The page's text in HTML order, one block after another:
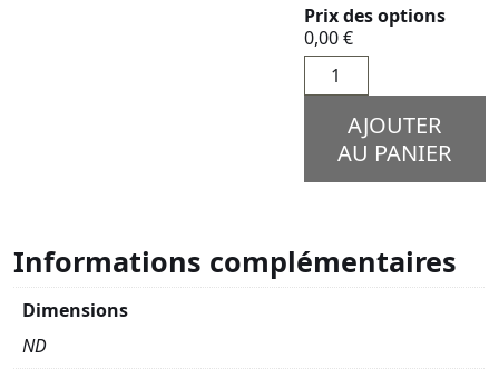
Prix des options
0,00 €
quantité
de
DSC05786
AJOUTER
AU PANIER
Informations complémentaires
Dimensions
ND